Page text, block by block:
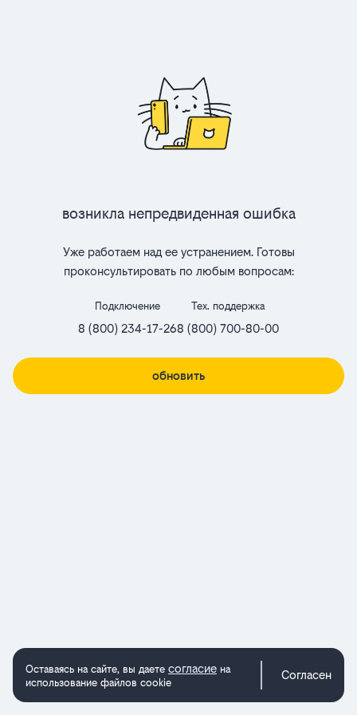
Возникла непредвиденная ошибка
Уже работаем над ее устранением. Готовы
проконсультировать по любым вопросам:
Подключение
8 (800) 234-17-26
Тех. поддержка
8 (800) 700-80-00
обновить
Оставаясь на сайте, вы даете согласие на
использование файлов cookie
Согласен